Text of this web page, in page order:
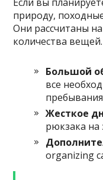
природу,
Они рассчитаны
количества вещей.
Большой
все
Жесткое
рюкзака на
organizing